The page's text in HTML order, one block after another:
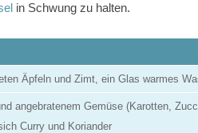
in Schwung zu halten.
Äpfeln und Zimt, ein Glas warmes
angebratenem Gemüse (Karotten,
Curry und Koriander